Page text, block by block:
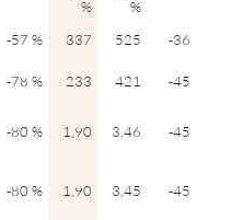
%
%
-57 % 337 525 -36 %
-78 % 233 421 -45 %
-80 % 1,90 3,46 -45 %
-80 % 1,90 3,45 -45 %